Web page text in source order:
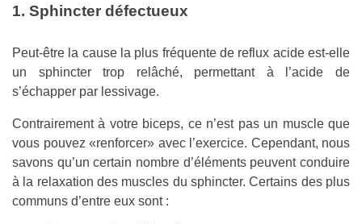
1. Sphincter défectueux
Peut-être la cause la plus fréquente de reflux acide est-elle
un sphincter trop relâché, permettant à l’acide de
s’échapper par lessivage.
Contrairement à votre biceps, ce n’est pas un muscle que
vous pouvez «renforcer» avec l’exercice. Cependant, nous
savons qu’un certain nombre d’éléments peuvent conduire
à la relaxation des muscles du sphincter. Certains des plus
communs d’entre eux sont :